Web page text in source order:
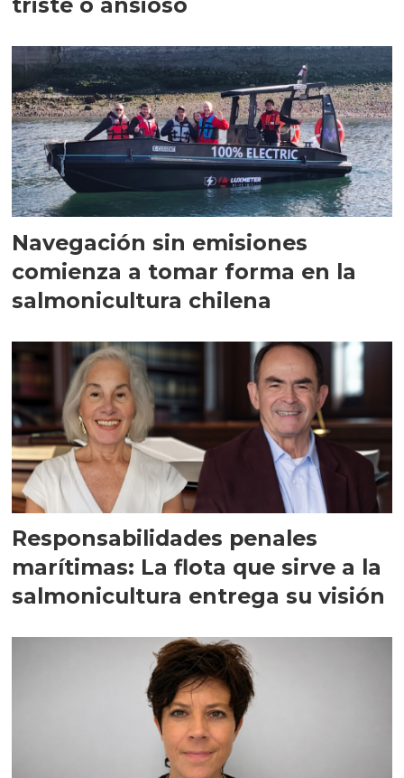
Navegación sin emisiones
comienza a tomar forma en la
salmonicultura chilena
Responsabilidades penales
marítimas: La flota que sirve a la
salmonicultura entrega su visión